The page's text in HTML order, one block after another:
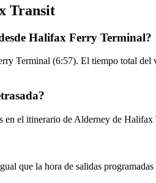
Transit
Halifax Ferry Terminal?
Terminal (6:57). El tiempo total
en el itinerario de Alderney de Halifax
que la hora de salidas